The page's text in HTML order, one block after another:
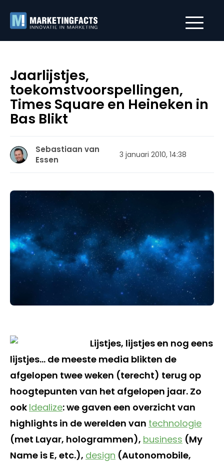
Jaarlijstjes,
toekomstvoorspellingen,
Times Square en Heineken in
Bas Blikt
Sebastiaan van
Essen
3 januari 2010, 14:38
Lijstjes, lijstjes en nog eens
lijstjes… de meeste media blikten de
afgelopen twee weken (terecht) terug op
hoogtepunten van het afgelopen jaar. Zo
ook Idealize: we gaven een overzicht van
highlights in de werelden van technologie
(met Layar, hologrammen), business (My
Name is E, etc.), design (Autonomobile,